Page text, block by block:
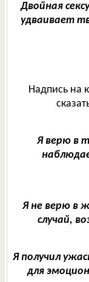
Двойная
удваивает
Надпись на
Я верю в
Я не верю в
случай,
Я получил
для